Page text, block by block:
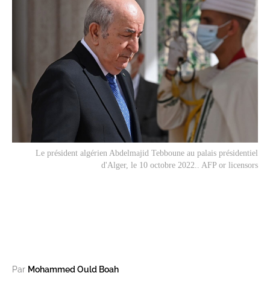
Le président algérien Abdelmajid Tebboune au palais présidentiel
d'Alger, le 10 octobre 2022.. AFP or licensors
Par Mohammed Ould Boah